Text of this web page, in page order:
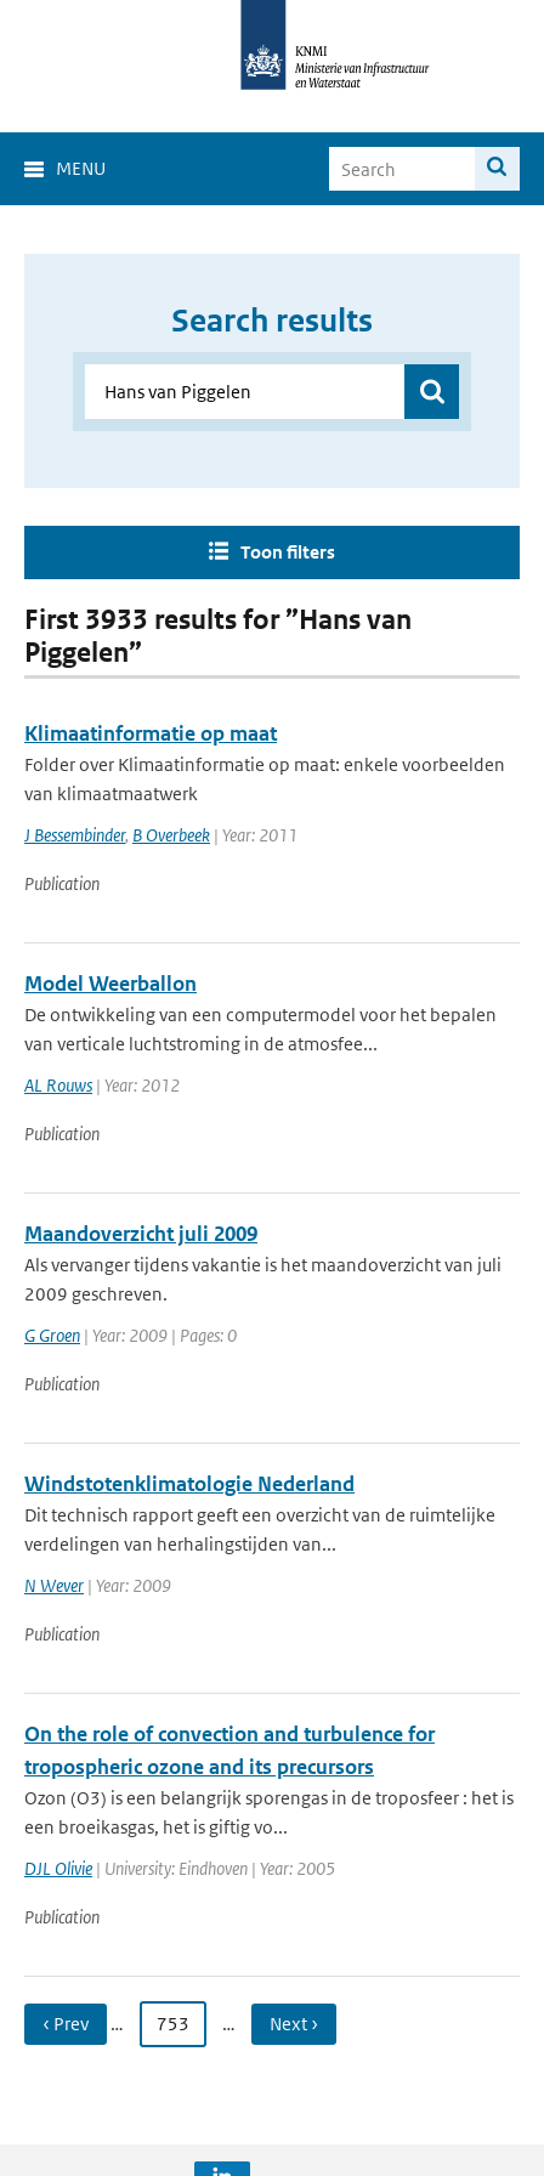
MENU
Search results
Toon filters
First 3933 results for ”Hans van
Piggelen”
Klimaatinformatie op maat
Folder over Klimaatinformatie op maat: enkele voorbeelden
van klimaatmaatwerk
J Bessembinder, B Overbeek | Year: 2011
Publication
Model Weerballon
De ontwikkeling van een computermodel voor het bepalen
van verticale luchtstroming in de atmosfee...
AL Rouws | Year: 2012
Publication
Maandoverzicht juli 2009
Als vervanger tijdens vakantie is het maandoverzicht van juli
2009 geschreven.
G Groen | Year: 2009 | Pages: 0
Publication
Windstotenklimatologie Nederland
Dit technisch rapport geeft een overzicht van de ruimtelijke
verdelingen van herhalingstijden van...
N Wever | Year: 2009
Publication
On the role of convection and turbulence for
tropospheric ozone and its precursors
Ozon (O3) is een belangrijk sporengas in de troposfeer : het is
een broeikasgas, het is giftig vo...
DJL Olivie | University: Eindhoven | Year: 2005
Publication
‹ Prev … 753 … Next ›